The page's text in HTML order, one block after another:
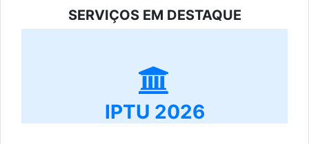
SERVIÇOS EM DESTAQUE
IPTU 2026